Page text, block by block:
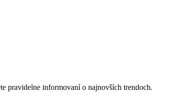
pravidelne informovaní o najnovších trendoch.